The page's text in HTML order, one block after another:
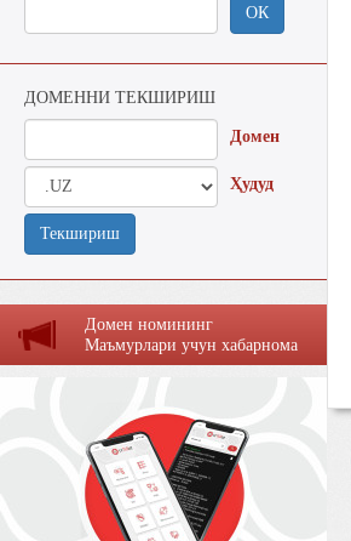
ОК
ДОМЕННИ ТЕКШИРИШ
Домен
Ҳудуд
Текшириш
Домен номининг
Маъмурлaри учун хaбaрномa